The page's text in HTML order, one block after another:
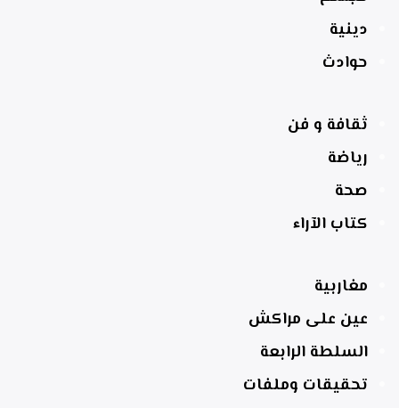
دينية
حوادث
ثقافة و فن
رياضة
صحة
كتاب الآراء
مغاربية
عين على مراكش
السلطة الرابعة
تحقيقات وملفات